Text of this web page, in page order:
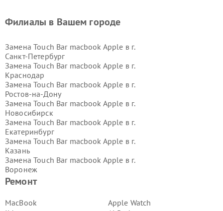
Ремонт
MacBook
Apple Watch
Филиалы в Вашем городе
Замена Touch Bar macbook Apple в г.
Санкт-Петербург
Замена Touch Bar macbook Apple в г.
Краснодар
Замена Touch Bar macbook Apple в г.
Ростов-на-Дону
Замена Touch Bar macbook Apple в г.
Новосибирск
Замена Touch Bar macbook Apple в г.
Екатеринбург
Замена Touch Bar macbook Apple в г.
Казань
Замена Touch Bar macbook Apple в г.
Воронеж
Замена Touch Bar macbook Apple в г.
Замена Touch Bar macbook Apple в г.
Самара